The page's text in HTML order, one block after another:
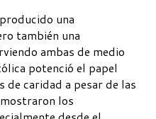
una
también una
ambas de medio
potenció el papel
de caridad a pesar de las
los